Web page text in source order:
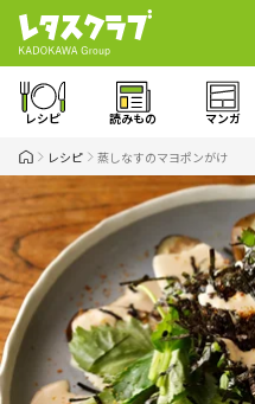
レシピ 読みもの マンガ
レシピ 蒸しなすのマヨポンがけ